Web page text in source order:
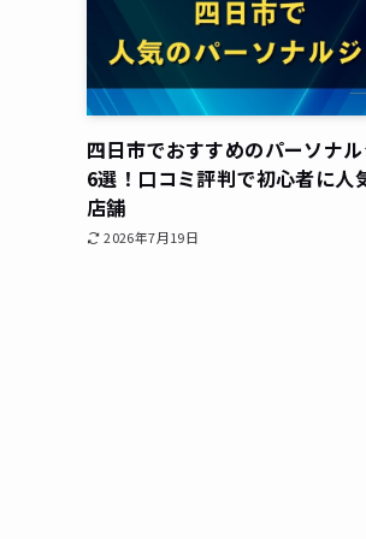
四日市でおすすめのパーソナ
6選！口コミ評判で初心者に人
店舗
2026年7月19日